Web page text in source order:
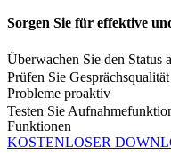
Sorgen Sie für effektive
Überwachen Sie den Status
Prüfen Sie
Probleme proaktiv
Testen Sie
Funktionen
KOSTENLOSER